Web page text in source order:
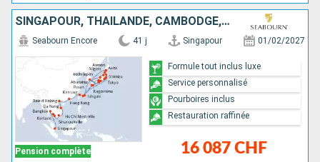
SINGAPOUR, THAÏLANDE, CAMBODGE, VIETNAM, CHINE, TAÏWAN, JAPON
Pension complète
Seabourn Encore 41 j Singapour 01/02/2027
16 087 CHF
Formule tout inclus luxe
Service personnalisé
Pourboires inclus
Restauration raffinée